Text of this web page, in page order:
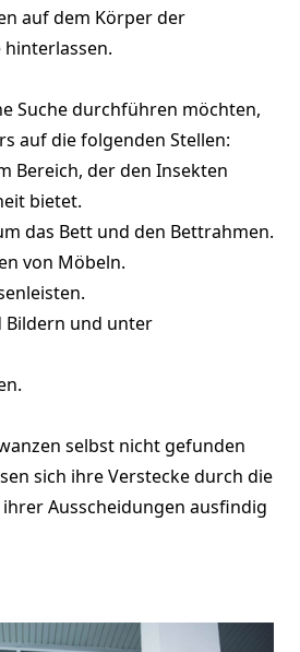
auf dem Körper der
Suche durchführen möchten,
auf die folgenden Stellen:
Bereich, der den Insekten
bietet.
das Bett und den Bettrahmen.
von Möbeln.
Bildern und unter
selbst nicht gefunden
sich ihre Verstecke durch die
ihrer Ausscheidungen ausfindig